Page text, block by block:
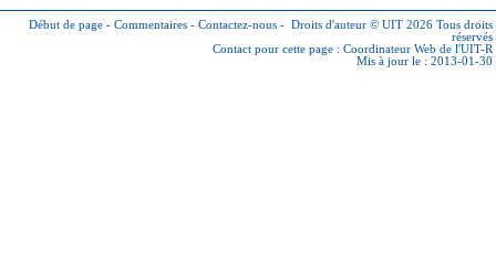
Début de page - Commentaires - Contactez-nous - Droits d'auteur © UIT 2026 Tous droits
réservés
Contact pour cette page : Coordinateur Web de l'UIT-R
Mis à jour le : 2013-01-30